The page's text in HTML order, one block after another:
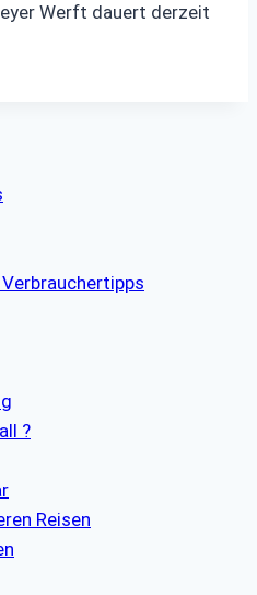
Werft dauert derzeit
?
Reisen